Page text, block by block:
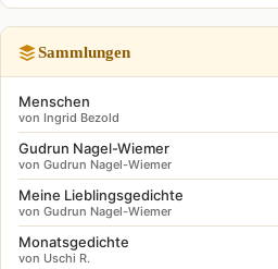
Sammlungen
Menschen
von Ingrid Bezold
Gudrun Nagel-Wiemer
von Gudrun Nagel-Wiemer
Meine Lieblingsgedichte
von Gudrun Nagel-Wiemer
Monatsgedichte
von Uschi R.